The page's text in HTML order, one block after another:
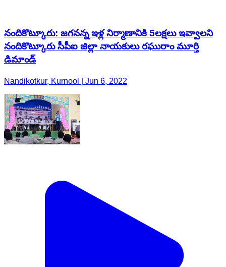
నందికొట్కూరు: జగనన్న ఇళ్ల నిర్మాణానికి 5లక్షలు ఇవ్వాలని
నందికొట్కూరు సీపీఐ జిల్లా నాయకులు రఘురాం మూర్తి
డిమాండ్
Nandikotkur, Kurnool | Jun 6, 2022